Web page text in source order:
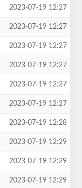
2023-07-19 12:27
2023-07-19 12:27
2023-07-19 12:27
2023-07-19 12:27
2023-07-19 12:27
2023-07-19 12:27
2023-07-19 12:28
2023-07-19 12:29
2023-07-19 12:29
2023-07-19 12:29